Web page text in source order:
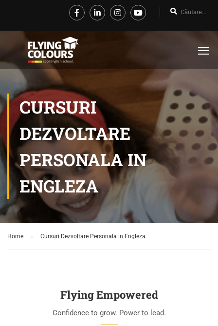
CURSURI
DEZVOLTARE
PERSONALA IN
ENGLEZA
Home Cursuri Dezvoltare Personala in Engleza
Flying Empowered
Confidence to grow. Power to lead.